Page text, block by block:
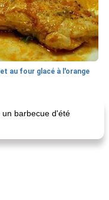
au four glacé à l'orange
un barbecue d'été